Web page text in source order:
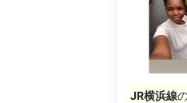
JR横浜線